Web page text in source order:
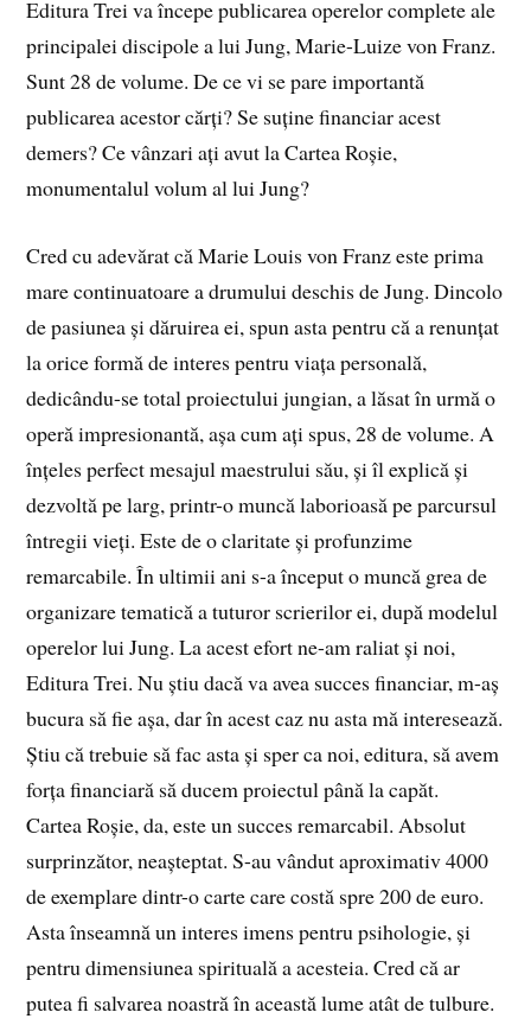
Editura Trei va începe publicarea operelor complete ale
principalei discipole a lui Jung, Marie-Luize von Franz.
Sunt 28 de volume. De ce vi se pare importantă
publicarea acestor cărți? Se suține financiar acest
demers? Ce vânzari ați avut la Cartea Roșie,
monumentalul volum al lui Jung?
Cred cu adevărat că Marie Louis von Franz este prima
mare continuatoare a drumului deschis de Jung. Dincolo
de pasiunea și dăruirea ei, spun asta pentru că a renunțat
la orice formă de interes pentru viața personală,
dedicându-se total proiectului jungian, a lăsat în urmă o
operă impresionantă, așa cum ați spus, 28 de volume. A
înțeles perfect mesajul maestrului său, și îl explică și
dezvoltă pe larg, printr-o muncă laborioasă pe parcursul
întregii vieți. Este de o claritate și profunzime
remarcabile. În ultimii ani s-a început o muncă grea de
organizare tematică a tuturor scrierilor ei, după modelul
operelor lui Jung. La acest efort ne-am raliat și noi,
Editura Trei. Nu știu dacă va avea succes financiar, m-aș
bucura să fie așa, dar în acest caz nu asta mă interesează.
Știu că trebuie să fac asta și sper ca noi, editura, să avem
forța financiară să ducem proiectul până la capăt.
Cartea Roșie, da, este un succes remarcabil. Absolut
surprinzător, neașteptat. S-au vândut aproximativ 4000
de exemplare dintr-o carte care costă spre 200 de euro.
Asta înseamnă un interes imens pentru psihologie, și
pentru dimensiunea spirituală a acesteia. Cred că ar
putea fi salvarea noastră în această lume atât de tulbure.